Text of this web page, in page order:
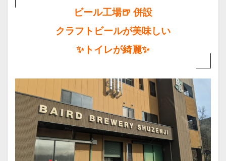
ビール工場🍺 併設
クラフトビールが美味しい
✨トイレが綺麗✨